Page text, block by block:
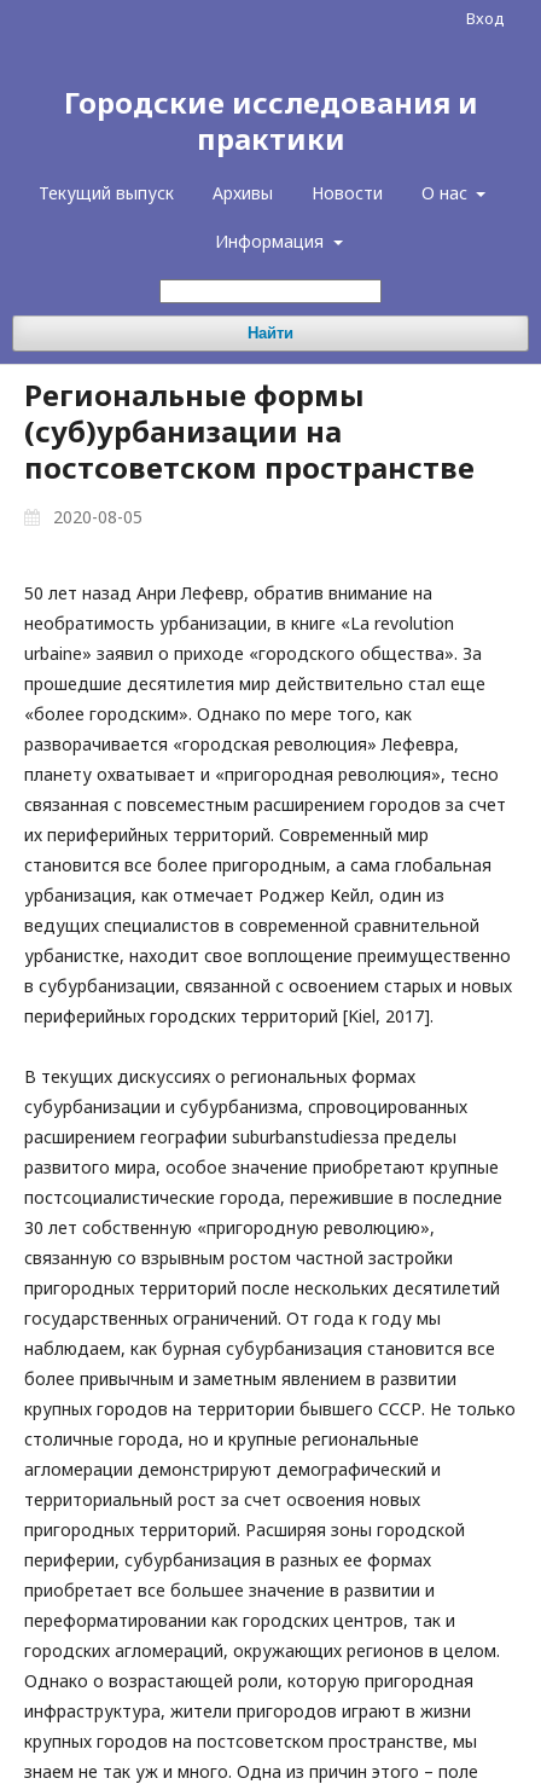
Городские исследования и
практики
Текущий выпуск Архивы Новости О нас
Информация
Найти
Вход
Региональные формы
(суб)урбанизации на
постсоветском пространстве
2020-08-05
50 лет назад Анри Лефевр, обратив внимание на
необратимость урбанизации, в книге «La revolution
urbaine» заявил о приходе «городского общества». За
прошедшие десятилетия мир действительно стал еще
«более городским». Однако по мере того, как
разворачивается «городская революция» Лефевра,
планету охватывает и «пригородная революция», тесно
связанная с повсеместным расширением городов за счет
их периферийных территорий. Современный мир
становится все более пригородным, а сама глобальная
урбанизация, как отмечает Роджер Кейл, один из
ведущих специалистов в современной сравнительной
урбанистке, находит свое воплощение преимущественно
в субурбанизации, связанной с освоением старых и новых
периферийных городских территорий [Kiel, 2017].
В текущих дискуссиях о региональных формах
субурбанизации и субурбанизма, спровоцированных
расширением географии suburbanstudiesза пределы
развитого мира, особое значение приобретают крупные
постсоциалистические города, пережившие в последние
30 лет собственную «пригородную революцию»,
связанную со взрывным ростом частной застройки
пригородных территорий после нескольких десятилетий
государственных ограничений. От года к году мы
наблюдаем, как бурная субурбанизация становится все
более привычным и заметным явлением в развитии
крупных городов на территории бывшего СССР. Не только
столичные города, но и крупные региональные
агломерации демонстрируют демографический и
территориальный рост за счет освоения новых
пригородных территорий. Расширяя зоны городской
периферии, субурбанизация в разных ее формах
приобретает все большее значение в развитии и
переформатировании как городских центров, так и
городских агломераций, окружающих регионов в целом.
Однако о возрастающей роли, которую пригородная
инфраструктура, жители пригородов играют в жизни
крупных городов на постсоветском пространстве, мы
знаем не так уж и много. Одна из причин этого – поле